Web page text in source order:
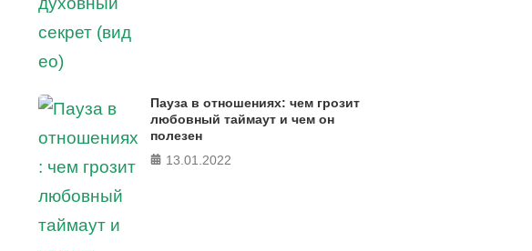
Пауза в отношениях: чем грозит
любовный таймаут и чем он
полезен
13.01.2022